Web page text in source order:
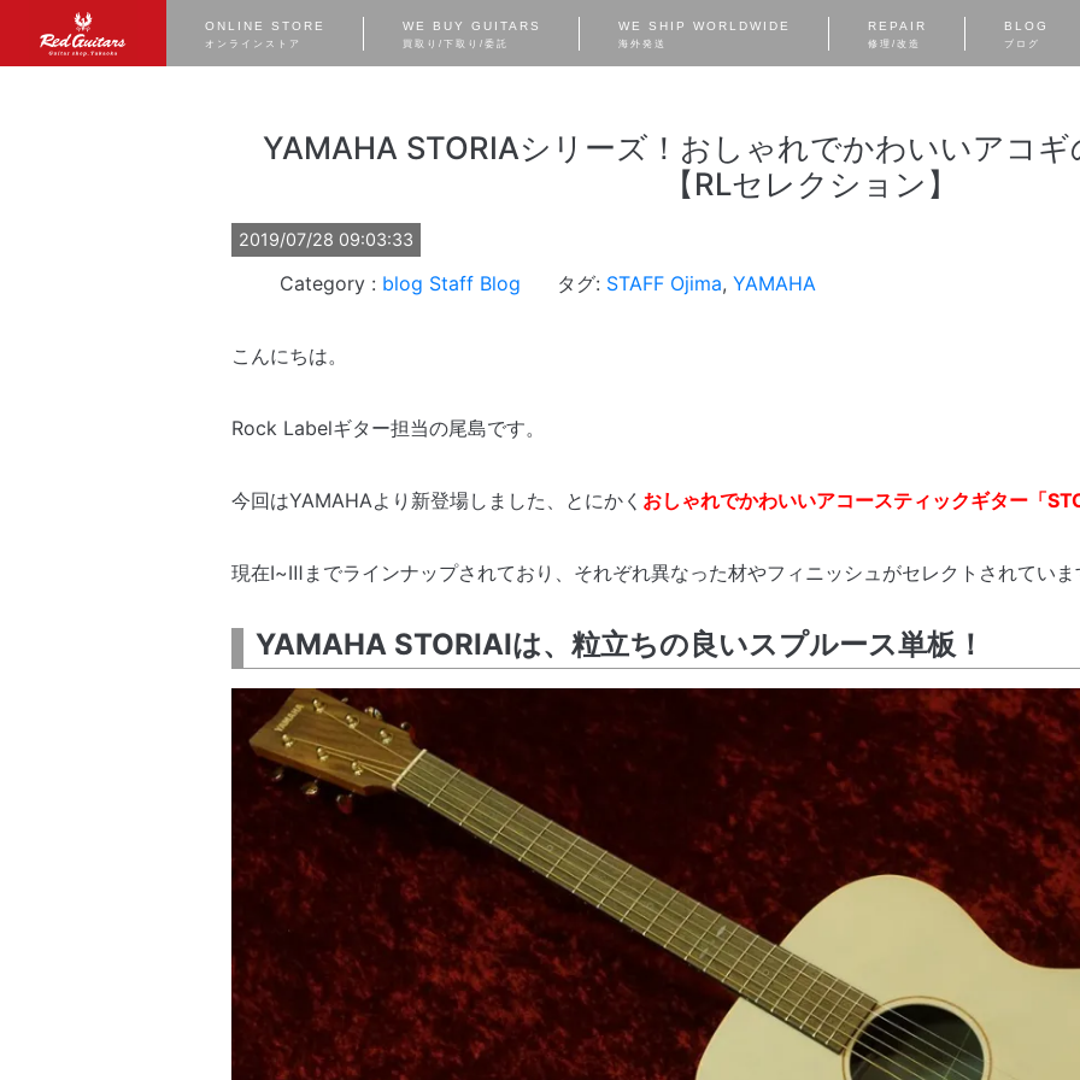
ONLINE STORE
オンラインストア
WE BUY GUITARS
買取り/下取り/委託
WE SHIP WORLDWIDE
海外発送
REPAIR
修理/改造
BLOG
ブログ
YAMAHA STORIAシリーズ！おしゃれでかわいいアコ
【RLセレクション】
2019/07/28 09:03:33
blog Staff Blog タグ: STAFF Ojima, YAMAHA
こんにちは。
Rock Labelギター担当の尾島です。
今回はYAMAHAより新登場しました、とにかく おしゃれでかわいいアコースティックギター「
現在Ⅰ~Ⅲまでラインナップされており、それぞれ異なった材やフィニッシュがセレクトされていま
YAMAHA STORIAⅠは、粒立ちの良いスプルース単板！